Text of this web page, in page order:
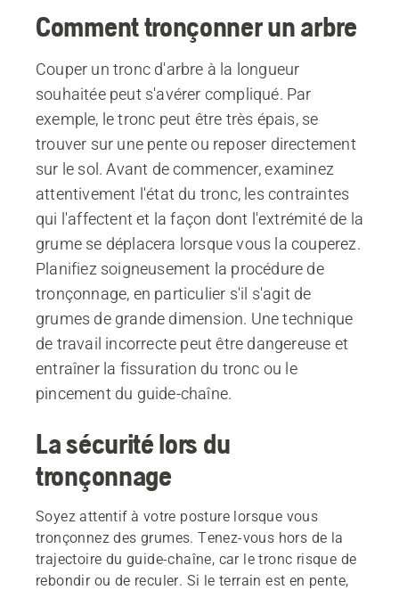
Compression sur le dessous
Comment tronçonner un arbre
Couper un tronc d'arbre à la longueur
souhaitée peut s'avérer compliqué. Par
exemple, le tronc peut être très épais, se
trouver sur une pente ou reposer directement
sur le sol. Avant de commencer, examinez
attentivement l'état du tronc, les contraintes
qui l'affectent et la façon dont l'extrémité de la
grume se déplacera lorsque vous la couperez.
Planifiez soigneusement la procédure de
tronçonnage, en particulier s'il s'agit de
grumes de grande dimension. Une technique
de travail incorrecte peut être dangereuse et
entraîner la fissuration du tronc ou le
pincement du guide-chaîne.
La sécurité lors du
tronçonnage
Soyez attentif à votre posture lorsque vous
tronçonnez des grumes. Tenez-vous hors de la
trajectoire du guide-chaîne, car le tronc risque de
rebondir ou de reculer. Si le terrain est en pente,